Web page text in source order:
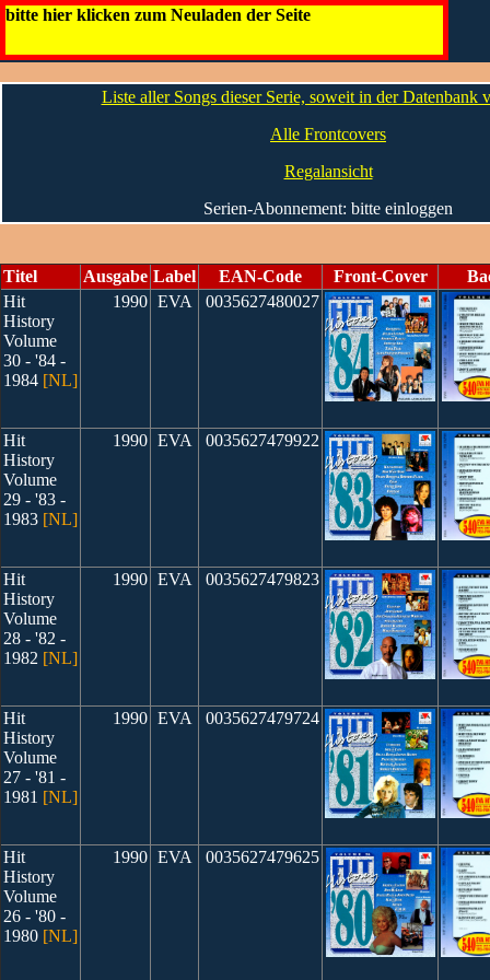
bitte hier klicken zum Neuladen der Seite
Hit History [NL]
Liste aller Songs dieser Serie, soweit in der Datenbank
Alle Frontcovers
Regalansicht
Serien-Abonnement: bitte einloggen
Titel Ausgabe Label EAN-Code Front-Cover
Hit
History
Volume
30 - '84 -
1984 [NL]
1990 EVA 0035627480027
Hit
History
Volume
29 - '83 -
1983 [NL]
1990 EVA 0035627479922
Hit
History
Volume
28 - '82 -
1982 [NL]
1990 EVA 0035627479823
Hit
History
Volume
27 - '81 -
1981 [NL]
1990 EVA 0035627479724
Hit
History
Volume
26 - '80 -
1980 [NL]
1990 EVA 0035627479625